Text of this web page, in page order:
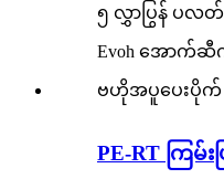
PE-RT ကြမ်